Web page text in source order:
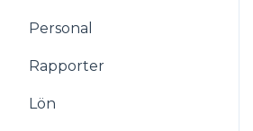
Personal
Rapporter
Lön